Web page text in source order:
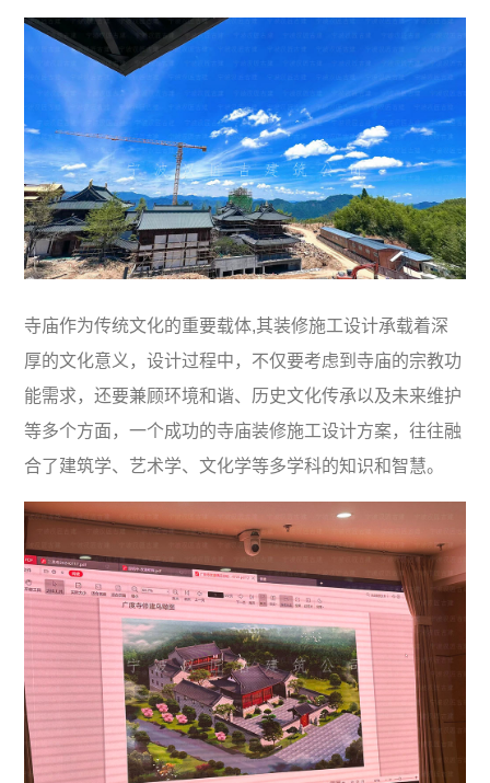
寺庙作为传统文化的重要载体,其装修施工设计承载着深
厚的文化意义，设计过程中，不仅要考虑到寺庙的宗教功
能需求，还要兼顾环境和谐、历史文化传承以及未来维护
等多个方面，一个成功的寺庙装修施工设计方案，往往融
合了建筑学、艺术学、文化学等多学科的知识和智慧。